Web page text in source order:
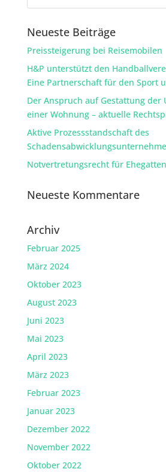
Neueste Beiträge
Preissteigerung bei Reisemobilen
H&P unterstützt den
Eine Partnerschaft für den Sport
Der Anspruch auf Gestattung der
einer Wohnung – aktuelle
Aktive Prozessstandschaft des
Notvertretungsrecht für Ehegatten
Neueste Kommentare
Archiv
Februar 2025
März 2024
Oktober 2023
August 2023
Juni 2023
Mai 2023
April 2023
März 2023
Februar 2023
Januar 2023
Dezember 2022
November 2022
Oktober 2022